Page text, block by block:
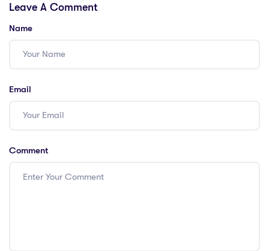
Leave A Comment
Name
Email
Comment